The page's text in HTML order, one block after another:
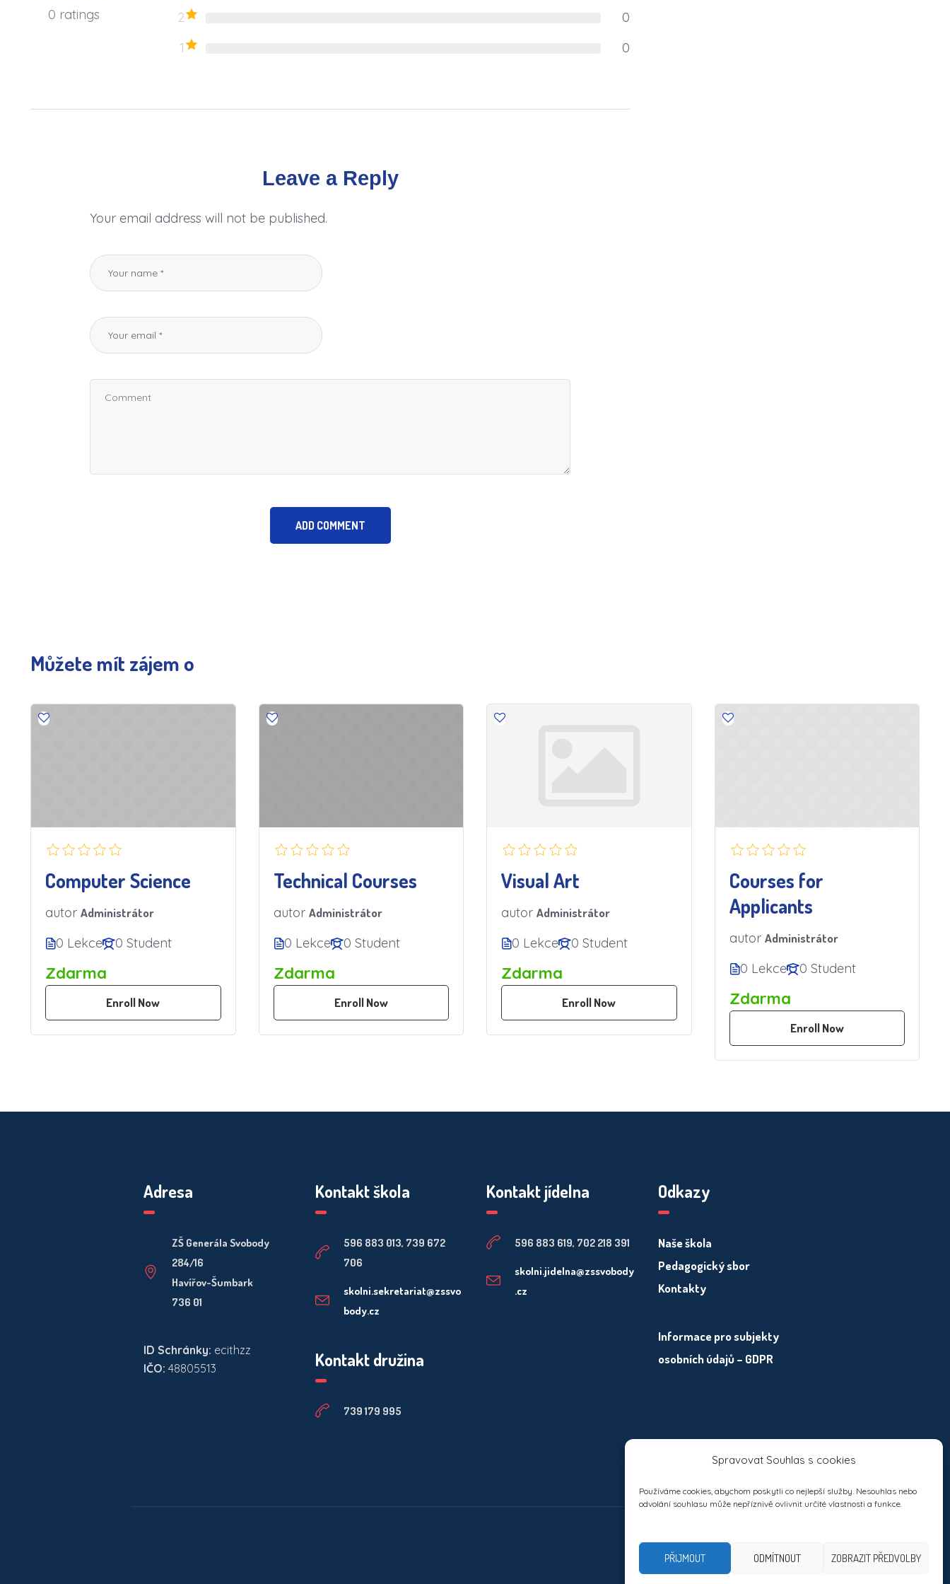
Spravovat Souhlas s cookies
Používáme cookies, abychom poskytli co nejlepší služby. Nesouhlas nebo
odvolání souhlasu může nepříznivě ovlivnit určité vlastnosti a funkce.
PŘIJMOUT ODMÍTNOUT ZOBRAZIT PŘEDVOLBY
0 ratings
2
0
1
0
Leave a Reply
Your email address will not be published.
Můžete mít zájem o
Computer Science
autor Administrátor
0 Lekce 0 Student
Zdarma
Enroll Now
Technical Courses
autor Administrátor
0 Lekce 0 Student
Zdarma
Enroll Now
Visual Art
autor Administrátor
0 Lekce 0 Student
Zdarma
Enroll Now
Courses for
Applicants
autor Administrátor
0 Lekce 0 Student
Zdarma
Enroll Now
Adresa
ZŠ Generála Svobody
284/16
Havířov-Šumbark
736 01
ID Schránky: ecithzz
IČO: 48805513
Kontakt škola
596 883 013, 739 672
706
skolni.sekretariat@zssvo
body.cz
Kontakt družina
739 179 995
Kontakt jídelna
596 883 619, 702 218 391
skolni.jidelna@zssvobody
.cz
Odkazy
Naše škola
Pedagogický sbor
Kontakty
Informace pro subjekty
osobních údajů – GDPR